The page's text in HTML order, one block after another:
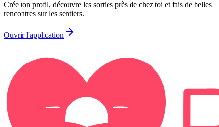
Crée ton profil, découvre les sorties près de chez toi et fais de belles
rencontres sur les sentiers.
Ouvrir l'application